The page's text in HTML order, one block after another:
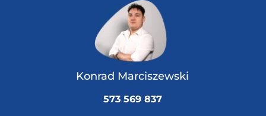
Konrad Marciszewski
573 569 837